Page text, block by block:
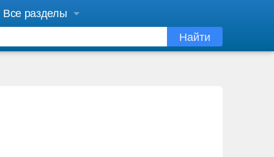
Все разделы
Найти